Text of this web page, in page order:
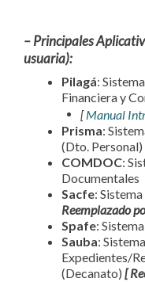
– Principales
usuaria):
Pilagá:
Financiera y
[Manual
Prisma:
(Dto. Personal)
COMDOC:
Documentales
Sacfe:
Reemplazado
Spafe:
Sauba: Sistema
Expedientes/
(Decanato) [